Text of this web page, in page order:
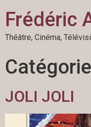
Frédéric
Théâtre, Cinéma,
JOLI JOLI